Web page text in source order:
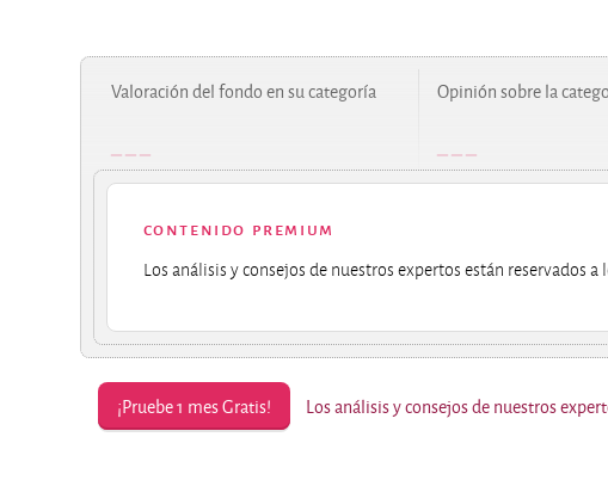
Valoración del fondo en su categoría Opinión sobre la
contenido premium
Los análisis y consejos de nuestros expertos están reservados a
¡Pruebe 1 mes Gratis! Los análisis y consejos de nuestros